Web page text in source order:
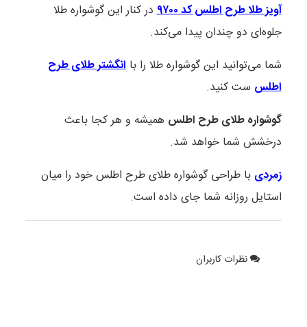
آویز طلا طرح اطلس کد ۹۷۰۰
در کنار این گوشواره طلا
جلوه‌ای دو چندان پیدا می‌کند.
شما می‌توانید این گوشواره طلا را باانگشتر طلای طرح
اطلس ست کنید.
گوشواره طلای طرح اطلس همیشه و هر کجا باعث
درخشش شما خواهد شد.
زمردی با طراحی گوشواره طلای طرح اطلس خود را میان
استایل روزانه شما جای داده است.
نظرات کاربران